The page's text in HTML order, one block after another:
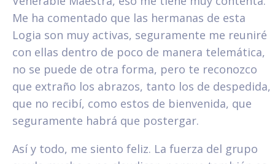
Me ha comentado que las hermanas de esta
Logia son muy activas, seguramente me reuniré
con ellas dentro de poco de manera telemática,
no se puede de otra forma, pero te reconozco
que extraño los abrazos, tanto los de despedida,
que no recibí, como estos de bienvenida, que
seguramente habrá que postergar.
Así y todo, me siento feliz. La fuerza del grupo